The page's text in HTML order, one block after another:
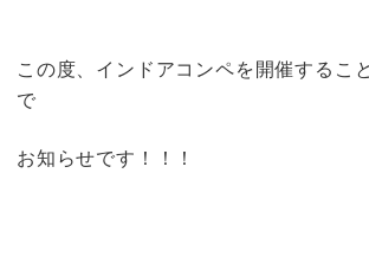
この度、インドアコンペを開催するこ
で
お知らせです！！！